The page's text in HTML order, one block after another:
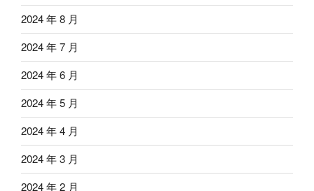
2024 年 8 月
2024 年 7 月
2024 年 6 月
2024 年 5 月
2024 年 4 月
2024 年 3 月
2024 年 2 月